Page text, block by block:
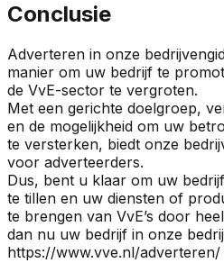
Conclusie
Adverteren in onze
manier om uw bedrijf te
de VvE-sector te vergroten.
Met een gerichte doelgroep,
en de mogelijkheid om uw
te versterken, biedt onze
voor adverteerders.
Dus, bent u klaar om uw
te tillen en uw diensten of
te brengen van VvE’s door
dan nu uw bedrijf in onze
https://www.vve.nl/